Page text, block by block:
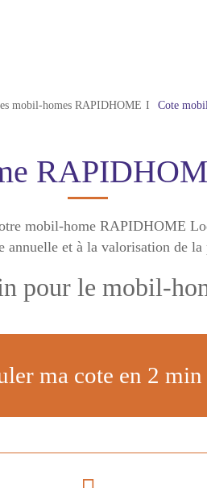
mobil-homes RAPIDHOME Cote
mobil-home RAPIDHOME
et à la valorisation de
pour le mobil-
ma cote en 2 min